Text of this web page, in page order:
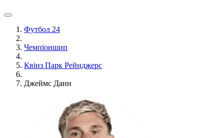
Футбол 24
Чемпіоншип
Квінз Парк Рейнджерс
Джеймс Данн